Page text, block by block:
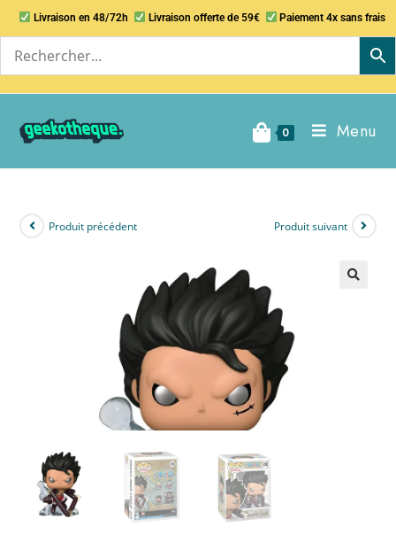
Livraison en 48/72h Livraison offerte de 59€ Paiement 4x sans frais
0 Menu
Produit précédent Produit suivant